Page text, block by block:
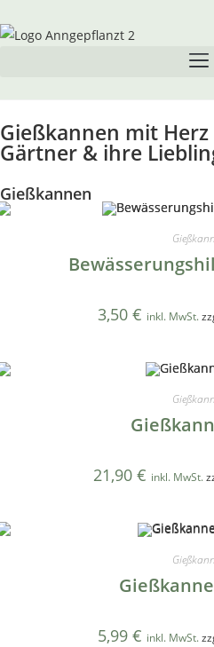
Gießkannen mit
Gärtner & ihre
Gießkannen
3,50 € inkl. MwSt.
21,90 € inkl. MwSt.
5,99 € inkl. MwSt.